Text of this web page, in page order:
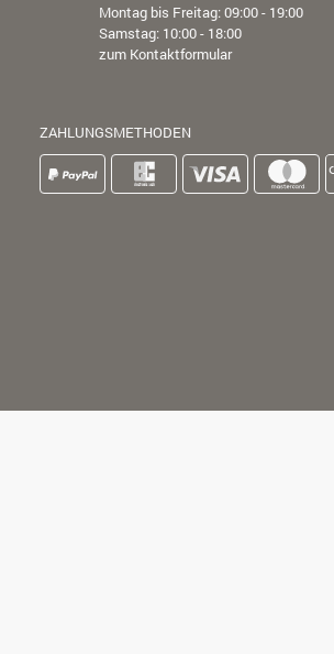
Montag bis Freitag: 09:00 - 19:00
Samstag: 10:00 - 18:00
zum Kontaktformular
ZAHLUNGSMETHODEN